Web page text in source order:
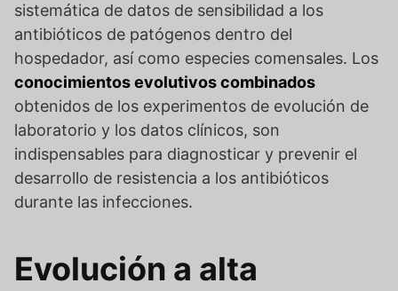
sistemática de datos de sensibilidad a los
antibióticos de patógenos dentro del
hospedador, así como especies comensales. Los
conocimientos evolutivos combinados
obtenidos de los experimentos de evolución de
laboratorio y los datos clínicos, son
indispensables para diagnosticar y prevenir el
desarrollo de resistencia a los antibióticos
durante las infecciones.
Evolución a alta